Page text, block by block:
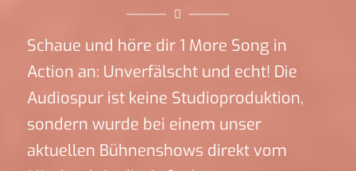
Schaue und höre dir 1 More Song in
Action an: Unverfälscht und echt! Die
Audiospur ist keine Studioproduktion,
sondern wurde bei einem unser
aktuellen Bühnenshows direkt vom